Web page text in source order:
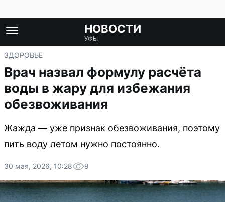
НОВОСТИ
УФЫ
ЗДОРОВЬЕ
Врач назвал формулу расчёта
воды в жару для избежания
обезвоживания
Жажда — уже признак обезвоживания, поэтому
пить воду летом нужно постоянно.
30 мая, 2026, 10:28 9